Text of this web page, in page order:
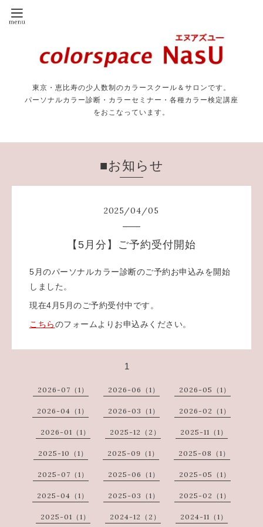
東京・恵比寿の少人数制のカラースクール＆サロンです。
パーソナルカラー診断・カラーセミナー・各種カラー検定講座
をおこなっています。
■お知らせ
2025/04/05
【5月分】ご予約受付開始
5月のパーソナルカラー診断のご予約お申込みを開始
しました。
現在4月5月のご予約受付中です。
こちらのフォームよりお申込みください。
1
2026-07（1） 2026-06（1） 2026-05（1）
2026-04（1） 2026-03（1） 2026-02（1）
2026-01（1） 2025-12（2） 2025-11（1）
2025-10（1） 2025-09（1） 2025-08（1）
2025-07（1） 2025-06（1） 2025-05（1）
2025-04（1） 2025-03（1） 2025-02（1）
2025-01（1） 2024-12（2） 2024-11（1）